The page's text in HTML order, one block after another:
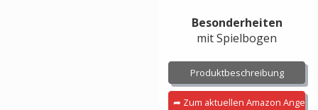
Besonderheiten
mit Spielbogen
Produktbeschreibung
➦ Zum aktuellen Amazon